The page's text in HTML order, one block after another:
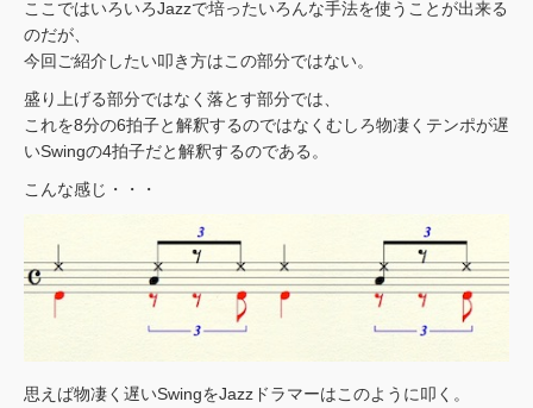
ここではいろいろJazzで培ったいろんな手法を使うことが出来る
のだが、
今回ご紹介したい叩き方はこの部分ではない。
盛り上げる部分ではなく落とす部分では、
これを8分の6拍子と解釈するのではなくむしろ物凄くテンポが遅
いSwingの4拍子だと解釈するのである。
こんな感じ・・・
思えば物凄く遅いSwingをJazzドラマーはこのように叩く。